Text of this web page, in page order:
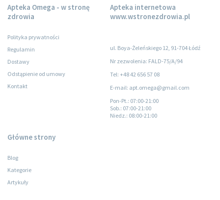
Apteka Omega - w stronę
zdrowia
Polityka prywatności
Regulamin
Dostawy
Odstąpienie od umowy
Kontakt
Apteka internetowa
www.wstronezdrowia.pl
ul. Boya-Żeleńskiego 12, 91-704 Łódź
Nr zezwolenia: FALD-75/A/94
Tel: +48 42 656 57 08
E-mail: apt.omega@gmail.com
Pon-Pt.: 07:00-21:00
Sob.: 07:00-21:00
Niedz.: 08:00-21:00
Główne strony
Blog
Kategorie
Artykuły